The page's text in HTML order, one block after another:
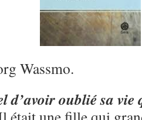
Wassmo.
d’avoir oublié sa vie